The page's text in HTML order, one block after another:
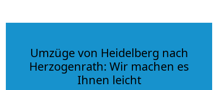
Umzüge von Heidelberg nach
Herzogenrath: Wir machen es
Ihnen leicht